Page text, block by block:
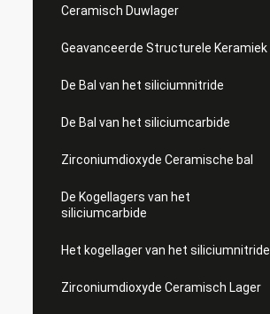
Ceramisch Duwlager
Geavanceerde Structurele Keramiek
De Bal van het siliciumnitride
De Bal van het siliciumcarbide
Zirconiumdioxyde Ceramische bal
De Kogellagers van het
siliciumcarbide
Het kogellager van het siliciumnitride
Zirconiumdioxyde Ceramisch Lager